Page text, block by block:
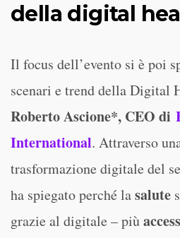
della digital
Il focus dell’evento si è poi
scenari e trend della Digital
Roberto Ascione*, CEO di
International. Attraverso
trasformazione digitale del
ha spiegato perché lasalute
grazie al digitale – più